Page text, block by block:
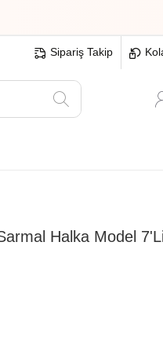
Sipariş Takip
Halka Model